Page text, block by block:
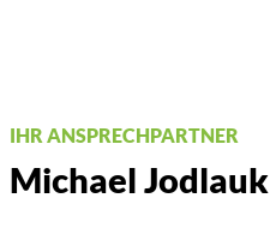
IHR ANSPRECHPARTNER
Michael Jodlauk